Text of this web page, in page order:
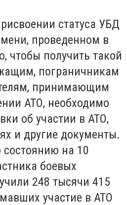
статуса УБД
проведенном в
чтобы получить такой
пограничникам
принимающим
АТО, необходимо
об участии в АТО,
и другие документы.
на 10
боевых
248 тысячи 415
участие в АТО